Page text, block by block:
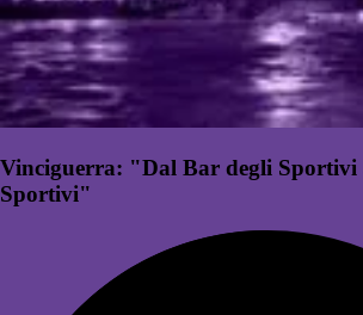
Vinciguerra: "Dal Bar degli Sportivi
Sportivi"